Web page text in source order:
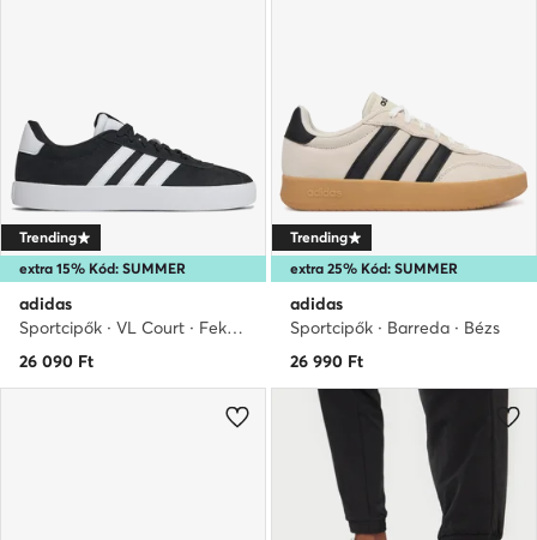
extra 15% Kód: SUMMER
Trending
adidas
Sportcipők · VL Court · Fekete
26 090 Ft
extra 25% Kód: SUMMER
Trending
adidas
Sportcipők · Barreda · Bézs
26 990 Ft